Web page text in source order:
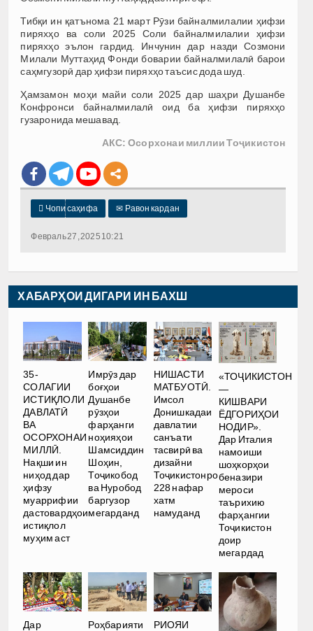
Тибқи ин қатънома 21 март Рӯзи байналмилалии ҳифзи
пиряхҳо ва соли 2025 Соли байналмилалии ҳифзи
пиряхҳо эълон гардид. Инчунин дар назди Созмони
Милали Муттаҳид Фонди боварии байналмилалӣ барои
саҳмгузорӣ дар ҳифзи пиряхҳо таъсис дода шуд.
Ҳамзамон моҳи майи соли 2025 дар шаҳри Душанбе
Конфронси байналмилалӣ оид ба ҳифзи пиряхҳо
гузаронида мешавад.
АКС: Осорхонаи миллии Тоҷикистон
 Чопи саҳифа ✉ Равон кардан
Февраль 27, 2025 10:21
ХАБАРҲОИ ДИГАРИ ИН БАХШ
35-
СОЛАГИИ
ИСТИҚЛОЛИ
ДАВЛАТӢ
ВА
ОСОРХОНАИ
МИЛЛӢ.
Нақши ин
ниҳод дар
ҳифзу
муаррифии
дастовардҳои
истиқлол
муҳим аст
Имрӯз дар
боғҳои
Душанбе
рӯзҳои
фарҳанги
ноҳияҳои
Шамсиддин
Шоҳин,
Тоҷикобод
ва Нуробод
баргузор
мегарданд
НИШАСТИ
МАТБУОТӢ.
Имсол
Донишкадаи
давлатии
санъати
тасвирӣ ва
дизайни
Тоҷикистонро
228 нафар
хатм
намуданд
«ТОҶИКИСТОН
—
КИШВАРИ
ЁДГОРИҲОИ
НОДИР».
Дар Италия
намоиши
шоҳкорҳои
беназири
мероси
таърихию
фарҳангии
Тоҷикистон
доир
мегардад
Дар Роҳбарияти РИОЯИ